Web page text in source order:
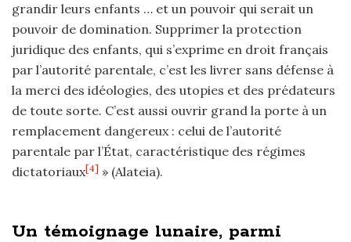
grandir leurs enfants … et un pouvoir qui serait un
pouvoir de domination. Supprimer la protection
juridique des enfants, qui s’exprime en droit français
par l’autorité parentale, c’est les livrer sans défense à
la merci des idéologies, des utopies et des prédateurs
de toute sorte. C’est aussi ouvrir grand la porte à un
remplacement dangereux : celui de l’autorité
parentale par l’État, caractéristique des régimes
dictatoriaux[4] » (Alateia).
Un témoignage lunaire, parmi